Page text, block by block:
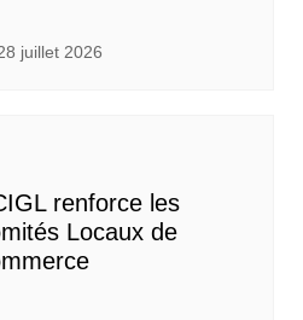
juillet 2026
renforce les
Locaux de